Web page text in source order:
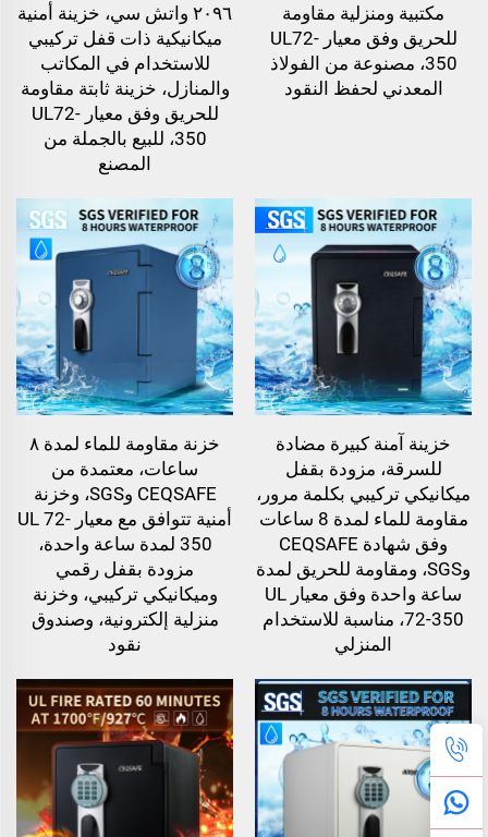
مكتبية ومنزلية مقاومة
للحريق وفق معيار UL72-
350، مصنوعة من الفولاذ
المعدني لحفظ النقود
٢٠٩٦ واتش سي، خزينة أمنية
ميكانيكية ذات قفل تركيبي
للاستخدام في المكاتب
والمنازل، خزينة ثابتة مقاومة
للحريق وفق معيار UL72-
350، للبيع بالجملة من
المصنع
خزينة آمنة كبيرة مضادة
للسرقة، مزودة بقفل
ميكانيكي تركيبي بكلمة مرور،
مقاومة للماء لمدة 8 ساعات
وفق شهادة CEQSAFE
وSGS، ومقاومة للحريق لمدة
ساعة واحدة وفق معيار UL
72-350، مناسبة للاستخدام
المنزلي
خزنة مقاومة للماء لمدة ٨
ساعات، معتمدة من
CEQSAFE وSGS، وخزنة
أمنية تتوافق مع معيار UL 72-
350 لمدة ساعة واحدة،
مزودة بقفل رقمي
وميكانيكي تركيبي، وخزنة
منزلية إلكترونية، وصندوق
نقود